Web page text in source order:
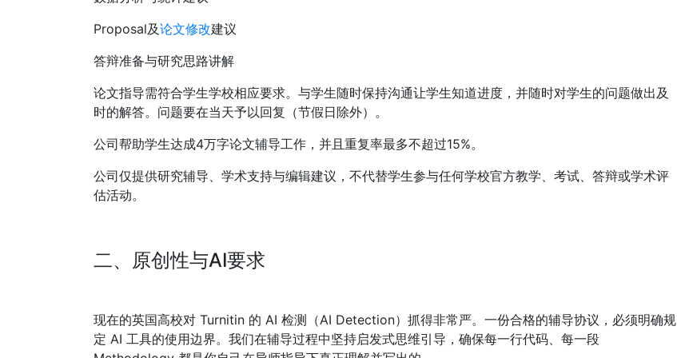
Proposal及论文修改建议
答辩准备与研究思路讲解
论文指导需符合学生学校相应要求。与学生随时保持沟通让学生知道进度，并随时对学生的问题做出及
时的解答。问题要在当天予以回复（节假日除外）。
公司帮助学生达成4万字论文辅导工作，并且重复率最多不超过15%。
公司仅提供研究辅导、学术支持与编辑建议，不代替学生参与任何学校官方教学、考试、答辩或学术评
估活动。
二、原创性与AI要求
现在的英国高校对 Turnitin 的 AI 检测（AI Detection）抓得非常严。一份合格的辅导协议，必须明确规
定 AI 工具的使用边界。我们在辅导过程中坚持启发式思维引导，确保每一行代码、每一段